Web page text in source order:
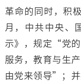
革命的同时，积
月，中共中央、
示》，规定“党
服务，教育与生
由党来领导”；